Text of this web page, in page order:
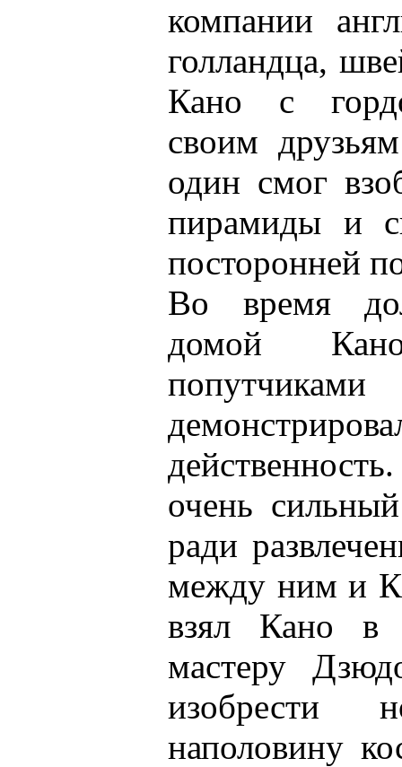
компании
голландца,
Кано с
своим
один смог
пирамиды и
посторонней
Во время
домой
очень
ради
между ним и
взял Кано в
мастеру
наполовину